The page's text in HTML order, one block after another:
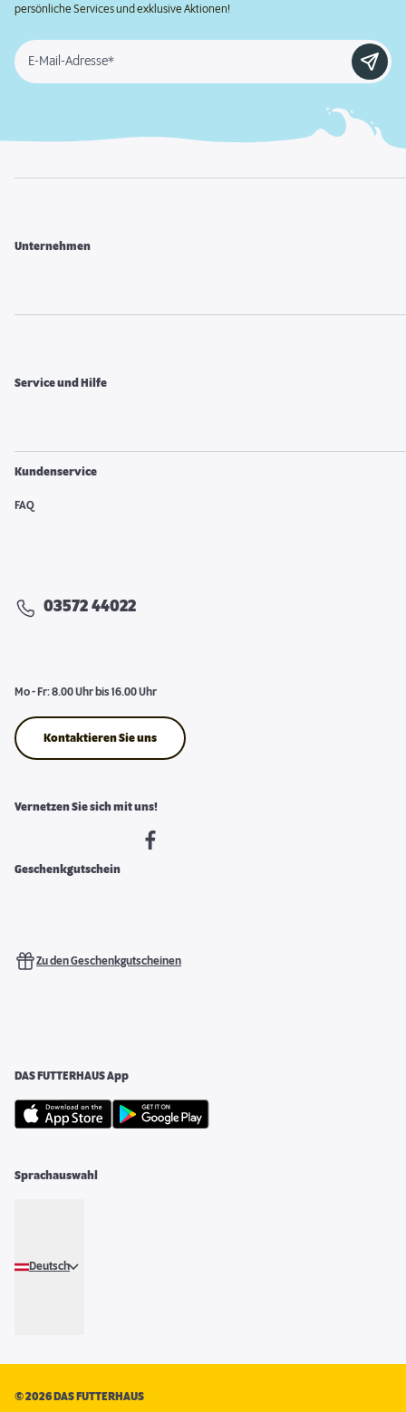
persönliche Services und exklusive Aktionen!
E-Mail-Adresse*
Unternehmen
Service und Hilfe
Kundenservice
FAQ
03572 44022
Mo - Fr: 8.00 Uhr bis 16.00 Uhr
Kontaktieren Sie uns
Vernetzen Sie sich mit uns!
Geschenkgutschein
Zu den Geschenkgutscheinen
DAS FUTTERHAUS App
Sprachauswahl
Deutsch
©2026 DAS FUTTERHAUS